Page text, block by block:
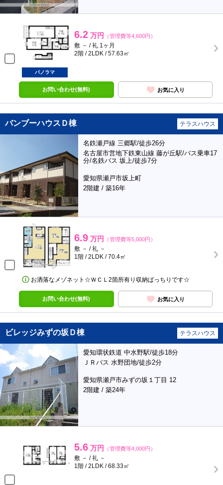
6.2 万円 （管理費等4,600円）
敷 － / 礼 1ヶ月
2階 / 2LDK / 57.63㎡
パノラマ
お問い合わせ(無料) お気に入り
バンブーハウスＤ棟 テラスハウス
名鉄瀬戸線 三郷駅/徒歩26分
名古屋市営地下鉄東山線 藤が丘駅/バス乗車17
分/名鉄バス 坂上/徒歩7分
愛知県瀬戸市坂上町
2階建 / 築16年
6.9 万円 （管理費等5,000円）
敷 － / 礼 －
1階 / 2LDK / 70.4㎡
お洒落なメゾネット☆ＷＣＬ2箇所有り収納ばっちりです☆
お問い合わせ(無料) お気に入り
ビレッジみずの坂Ｄ棟 テラスハウス
愛知環状鉄道 中水野駅/徒歩18分
ＪＲバス 水野団地/徒歩2分
愛知県瀬戸市みずの坂１丁目 12
2階建 / 築24年
5.6 万円 （管理費等4,000円）
敷 － / 礼 －
1階 / 2LDK / 68.33㎡